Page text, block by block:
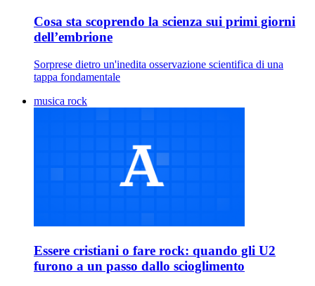
Cosa sta scoprendo la scienza sui primi giorni
dell’embrione
Sorprese dietro un'inedita osservazione scientifica di una
tappa fondamentale
musica rock
Essere cristiani o fare rock: quando gli U2
furono a un passo dallo scioglimento